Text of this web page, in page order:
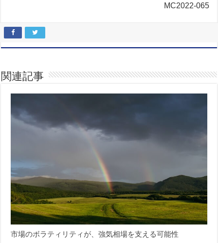
MC2022-065
関連記事
市場のボラティリティが、強気相場を支える可能性